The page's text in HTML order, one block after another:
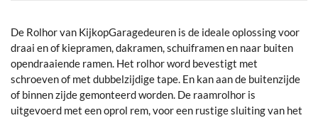
De Rolhor van KijkopGaragedeuren is de ideale oplossing voor
draai en of kiepramen, dakramen, schuiframen en naar buiten
opendraaiende ramen. Het rolhor word bevestigt met
schroeven of met dubbelzijdige tape. En kan aan de buitenzijde
of binnen zijde gemonteerd worden. De raamrolhor is
uitgevoerd met een oprol rem, voor een rustige sluiting van het